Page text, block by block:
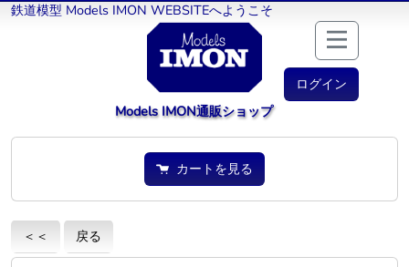
鉄道模型 Models IMON WEBSITEへようこそ
ログイン
Models IMON通販ショップ
カートを見る
＜＜ 戻る